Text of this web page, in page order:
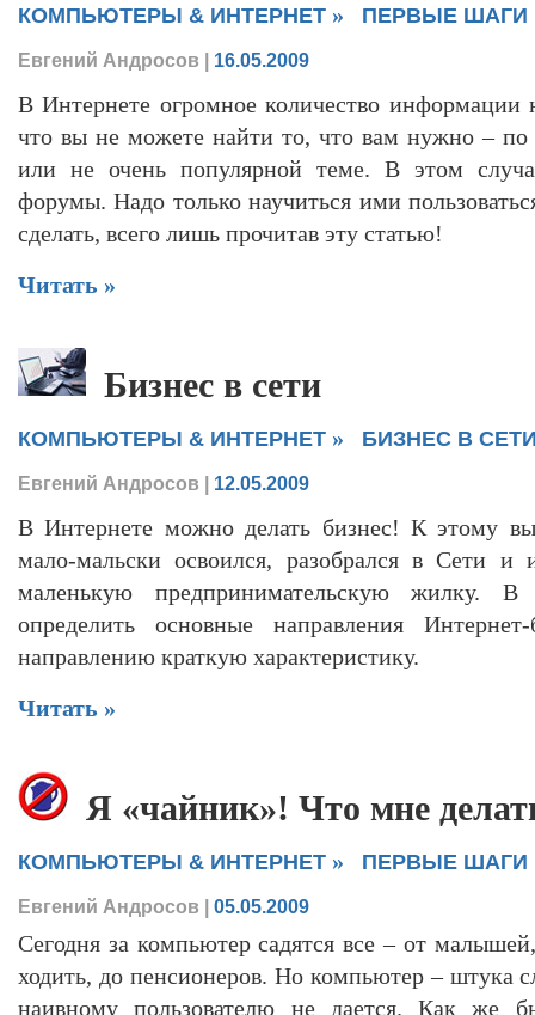
КОМПЬЮТЕРЫ & ИНТЕРНЕТ » ПЕРВЫЕ ШАГИ
Евгений Андросов 16.05.2009
В Интернете огромное количество
что вы не можете найти то, что вам нужно – по
или не очень популярной теме. В этом
форумы. Надо только научиться ими
сделать, всего лишь прочитав эту статью!
Читать »
Бизнес в сети
КОМПЬЮТЕРЫ & ИНТЕРНЕТ » БИЗНЕС В
Евгений Андросов | 12.05.2009
В Интернете можно делать бизнес! К этому
мало-мальски освоился, разобрался в Сети и
маленькую предпринимательскую жилку.
определить основные направления
направлению краткую характеристику.
Читать »
Я «чайник»! Что мне
КОМПЬЮТЕРЫ & ИНТЕРНЕТ » ПЕРВЫЕ ШАГИ
Евгений Андросов | 05.05.2009
Сегодня за компьютер садятся все – от
ходить, до пенсионеров. Но компьютер – штука
наивному пользователю не дается. Как же